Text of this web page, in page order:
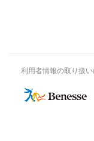
利用者情報の取り扱